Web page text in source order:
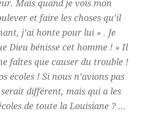
Mais quand je vois mon
et faire les choses qu’il
j’ai honte pour lui » . Je
Dieu bénisse cet homme ! » Il
faîtes que causer du trouble !
écoles ! Si nous n’avions pas
serait différent, mais qui a les
de toute la Louisiane ? …